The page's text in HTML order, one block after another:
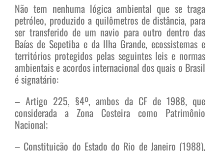
Não tem nenhuma lógica ambiental que se traga
petróleo, produzido a quilômetros de distância, para
ser transferido de um navio para outro dentro das
Baías de Sepetiba e da Ilha Grande, ecossistemas e
territórios protegidos pelas seguintes leis e normas
ambientais e acordos internacional dos quais o Brasil
é signatário:
– Artigo 225, §4º, ambos da CF de 1988, que
considerada a Zona Costeira como Patrimônio
Nacional;
– Constituição do Estado do Rio de Janeiro (1988),